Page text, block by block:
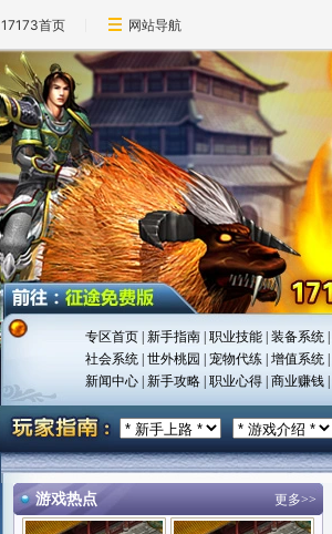
17173首页 网站导航
专区首页| 新手指南| 职业技能| 装备系统|
社会系统| 世外桃园 宠物代练| 增值系统|
新闻中心| 新手攻略| 职业心得| 商业赚钱|
游戏热点 更多>>